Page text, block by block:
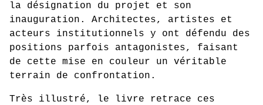
la désignation du projet et son
inauguration. Architectes, artistes et
acteurs institutionnels y ont défendu des
positions parfois antagonistes, faisant
de cette mise en couleur un véritable
terrain de confrontation.
Très illustré, le livre retrace ces